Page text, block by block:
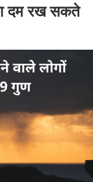
दम रख सकते